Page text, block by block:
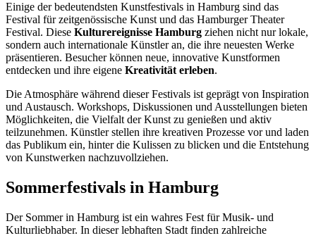
Einige der bedeutendsten Kunstfestivals in Hamburg sind das
Festival für zeitgenössische Kunst und das Hamburger Theater
Festival. Diese Kulturereignisse Hamburg ziehen nicht nur lokale,
sondern auch internationale Künstler an, die ihre neuesten Werke
präsentieren. Besucher können neue, innovative Kunstformen
entdecken und ihre eigene Kreativität erleben.
Die Atmosphäre während dieser Festivals ist geprägt von Inspiration
und Austausch. Workshops, Diskussionen und Ausstellungen bieten
Möglichkeiten, die Vielfalt der Kunst zu genießen und aktiv
teilzunehmen. Künstler stellen ihre kreativen Prozesse vor und laden
das Publikum ein, hinter die Kulissen zu blicken und die Entstehung
von Kunstwerken nachzuvollziehen.
Sommerfestivals in Hamburg
Der Sommer in Hamburg ist ein wahres Fest für Musik- und
Kulturliebhaber. In dieser lebhaften Stadt finden zahlreiche